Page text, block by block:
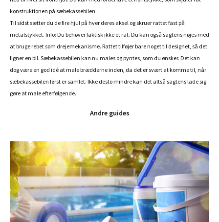
konstruktionen på sæbekassebilen.
Til sidst sætter du de fire hjul på hver deres aksel og skruer rattet fast på
metalstykket. Info: Du behøver faktisk ikke et rat. Du kan også sagtens nøjes med
at bruge rebet som drejemekanisme. Rattet tilføjer bare noget til designet, så det
ligner en bil. Sæbekassebilen kan nu males og pyntes, som du ønsker. Det kan
dog være en god idé at male brædderne inden, da det er svært at komme til, når
sæbekassebilen først er samlet. Ikke desto mindre kan det altså sagtens lade sig
gøre at male efterfølgende.
Andre guides